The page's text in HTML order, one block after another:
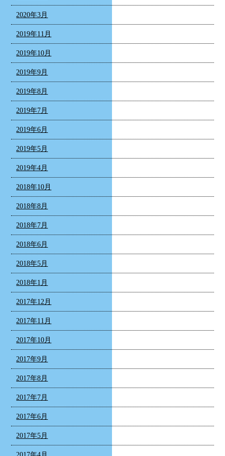
2020年3月
2019年11月
2019年10月
2019年9月
2019年8月
2019年7月
2019年6月
2019年5月
2019年4月
2018年10月
2018年8月
2018年7月
2018年6月
2018年5月
2018年1月
2017年12月
2017年11月
2017年10月
2017年9月
2017年8月
2017年7月
2017年6月
2017年5月